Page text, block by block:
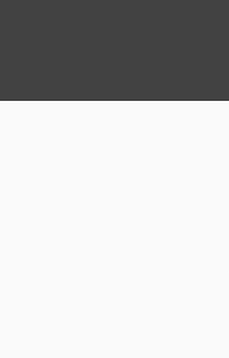
ン